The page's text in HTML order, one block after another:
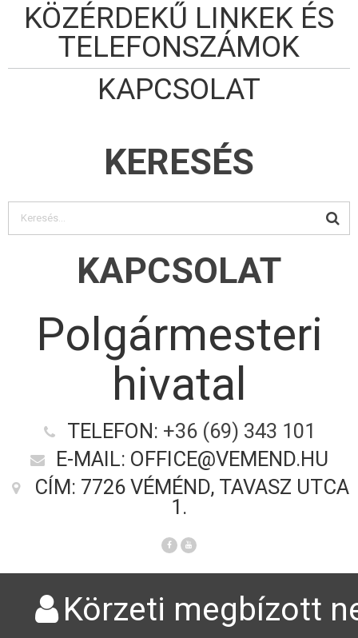
KÖZÉRDEKŰ LINKEK ÉS
TELEFONSZÁMOK
KAPCSOLAT
KERESÉS
KAPCSOLAT
Polgármesteri
hivatal
TELEFON: +36 (69) 343 101
E-MAIL: OFFICE@VEMEND.HU
CÍM: 7726 VÉMÉND, TAVASZ UTCA
1.
Körzeti megbízott